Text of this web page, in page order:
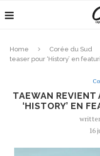
Home Corée du Sud
teaser pour ‘History’ en
TAEWAN REVIENT
‘HISTORY’ EN
16